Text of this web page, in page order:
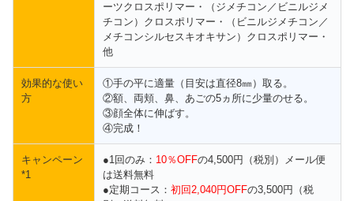
ーツクロスポリマー・（ジメチコン／ビニルジメ
チコン）クロスポリマー・（ビニルジメチコン／
メチコンシルセスキオキサン）クロスポリマー・
他
効果的な使い
方
①手の平に適量（目安は直径8㎜）取る。
②額、両頬、鼻、あごの5ヵ所に少量のせる。
③顔全体に伸ばす。
④完成！
キャンペーン
*1
●1回のみ： 10％OFFの4,500円（税別）メール便
は送料無料
●定期コース： 初回2,040円OFFの3,500円（税